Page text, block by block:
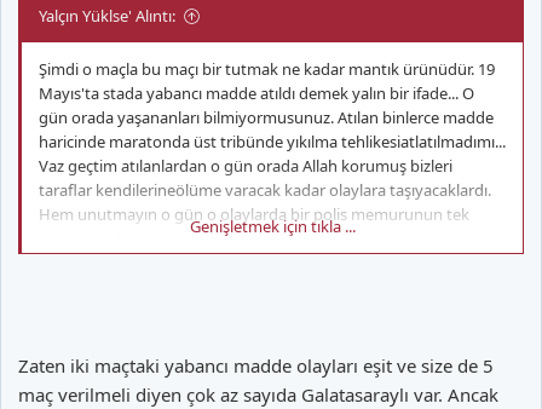
sonucunda Galler Futbol Federasyonu Cardiff City ile ilgili
ve 200 pound para cezasina carptiriliyor.
Yakın tarih...3 ayrı olay...3 ayrı federasyonun kararı... Hicbirisinde
saha kapatma ya da seyircisiz oynatma karari yok.
Yalçın Yüklse' Alıntı:
Şimdi o maçla bu maçı bir tutmak ne kadar mantık ürünüdür. 19
Mayıs'ta stada yabancı madde atıldı demek yalın bir ifade... O
gün orada yaşananları bilmiyormusunuz. Atılan binlerce madde
haricinde maratonda üst tribünde yıkılma tehlikesiatlatılmadımı...
Vaz geçtim atılanlardan o gün orada Allah korumuş bizleri
taraflar kendilerineölüme varacak kadar olaylara taşıyacaklardı.
Hem unutmayın o gün o olaylarda bir polis memurunun tek
Genişletmek için tıkla ...
Zaten iki maçtaki yabancı madde olayları eşit ve size de 5
maç verilmeli diyen çok az sayıda Galatasaraylı var. Ancak